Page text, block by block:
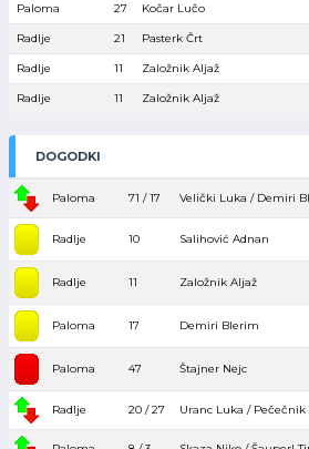
Paloma 27 Kočar Lučo
Radlje 21 Pasterk Črt
Radlje 11 Založnik Aljaž
Radlje 11 Založnik Aljaž
DOGODKI
Paloma 71 / 17 Velički Luka / Demiri
Radlje 10 Salihović Adnan
Radlje 11 Založnik Aljaž
Paloma 17 Demiri Blerim
Paloma 47 Štajner Nejc
Radlje 20 / 27 Uranc Luka / Pečečnik